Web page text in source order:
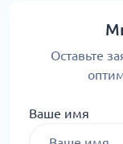
Оставьте
Ваше имя